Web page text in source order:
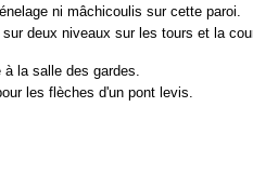
ni mâchicoulis sur cette paroi.
deux niveaux sur les tours et la
à la salle des gardes.
les flèches d'un pont levis.